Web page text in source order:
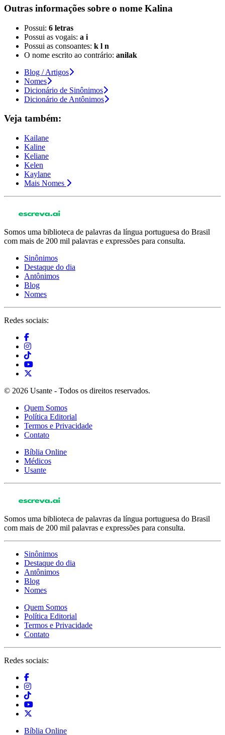
Outras informações sobre o nome Kalina
Possui: 6 letras
Possui as vogais: a i
Possui as consoantes: k l n
O nome escrito ao contrário: anilak
Blog / Artigos
Nomes
Dicionário de Sinônimos
Dicionário de Antônimos
Veja também:
Kailane
Kaline
Keliane
Kelen
Kaylane
Mais Nomes
Somos uma biblioteca de palavras da língua portuguesa do Brasil
com mais de 200 mil palavras e expressões para consulta.
Sinônimos
Destaque do dia
Antônimos
Blog
Nomes
Redes sociais:
© 2026 Usante - Todos os direitos reservados.
Quem Somos
Política Editorial
Termos e Privacidade
Contato
Bíblia Online
Médicos
Usante
Somos uma biblioteca de palavras da língua portuguesa do Brasil
com mais de 200 mil palavras e expressões para consulta.
Sinônimos
Destaque do dia
Antônimos
Blog
Nomes
Quem Somos
Política Editorial
Termos e Privacidade
Contato
Redes sociais:
Bíblia Online